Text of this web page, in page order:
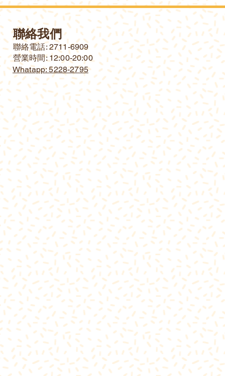
聯絡我們
​聯絡電話: 2711-6909
營業時間: 12:00-20:00
Whatapp: 5228-2795